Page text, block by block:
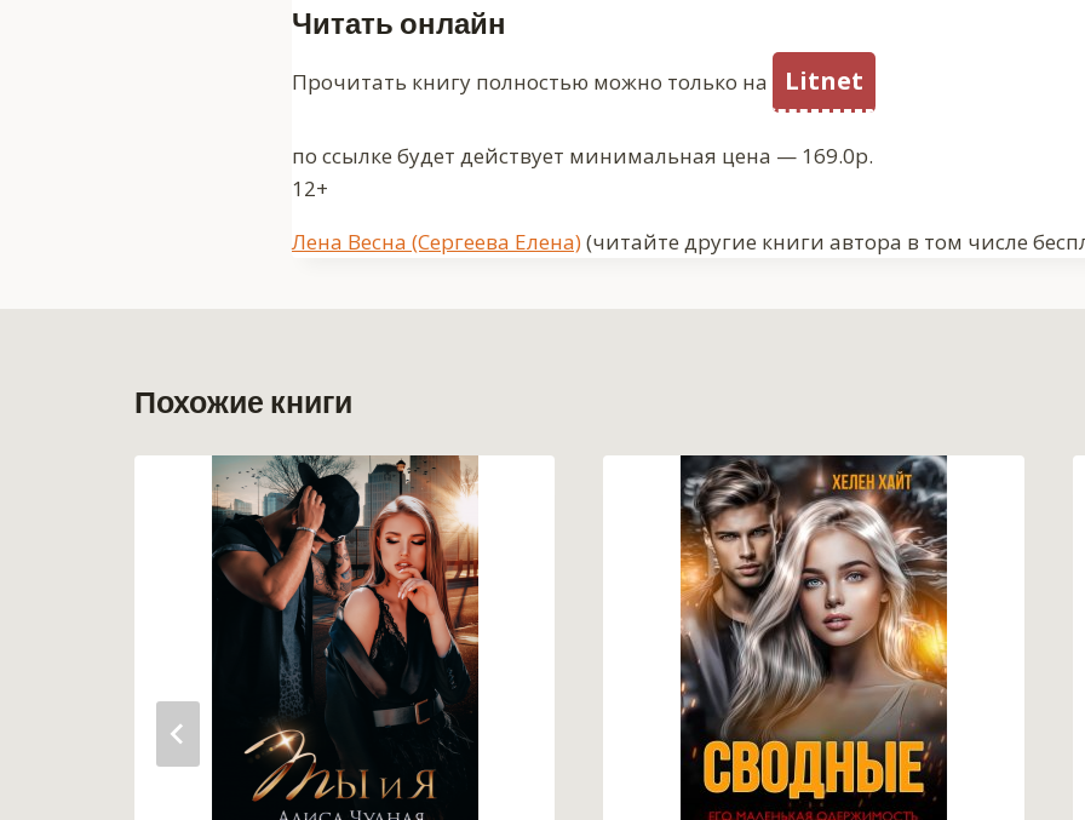
Читать онлайн
Прочитать книгу полностью можно только на Litnet
по ссылке будет действует минимальная цена — 169.0р.
12+
Метки
Лена Весна (Сергеева Елена)(читайте другие книги автора в том числе
Похожие книги